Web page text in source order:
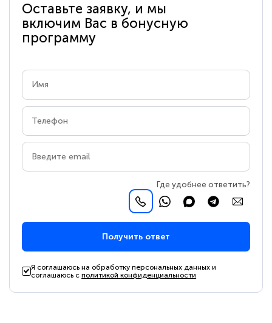
Оставьте заявку, и мы
включим Вас в бонусную
программу
Где удобнее ответить?
Получить ответ
Я соглашаюсь на обработку персональных данных и
соглашаюсь сполитикой конфиденциальности